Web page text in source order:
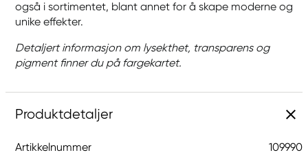
også i sortimentet, blant annet for å skape moderne og
unike effekter.
Detaljert informasjon om lysekthet, transparens og
pigment finner du på fargekartet.
Produktdetaljer
Artikkelnummer
109990